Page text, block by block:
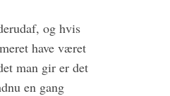
og hvis
have været
man gir er det
en gang